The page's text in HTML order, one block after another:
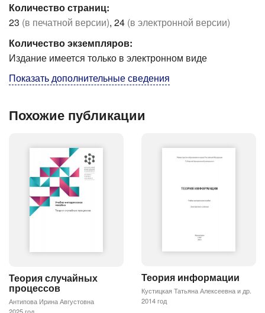
Количество страниц:
23 (в печатной версии), 24 (в электронной версии)
Количество экземпляров:
Издание имеется только в электронном виде
Показать дополнительные сведения
Похожие публикации
Теория случайных
процессов
Антипова Ирина Августовна
Теория информации
Кустицкая Татьяна Алексеевна и др.
2014 год